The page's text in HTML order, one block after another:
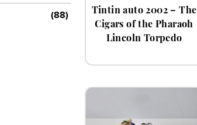
(88)
Tintin auto 2002 – The
Cigars of the Pharaoh
Lincoln Torpedo